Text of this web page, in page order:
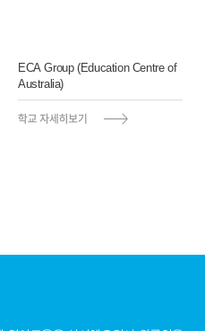
ECA Group (Education Centre of
Australia)